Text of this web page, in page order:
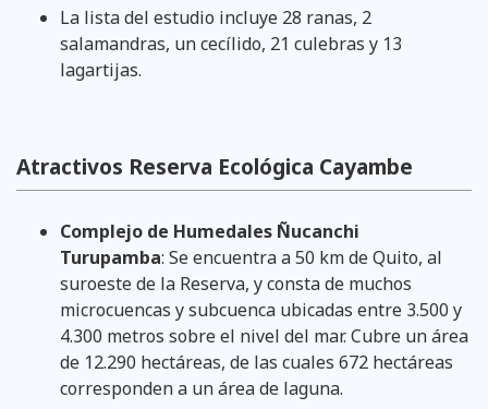
La lista del estudio incluye 28 ranas, 2
salamandras, un cecílido, 21 culebras y 13
lagartijas.
Atractivos Reserva Ecológica Cayambe
Complejo de Humedales Ñucanchi
Turupamba: Se encuentra a 50 km de Quito, al
suroeste de la Reserva, y consta de muchos
microcuencas y subcuenca ubicadas entre 3.500 y
4.300 metros sobre el nivel del mar. Cubre un área
de 12.290 hectáreas, de las cuales 672 hectáreas
corresponden a un área de laguna.